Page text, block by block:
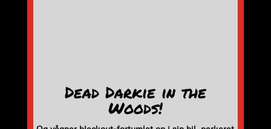
Dead Darkie in the
Woods!